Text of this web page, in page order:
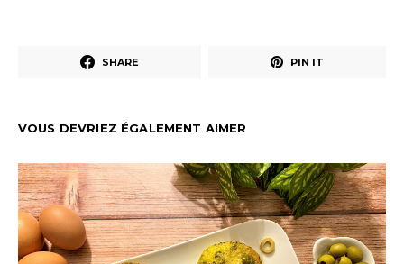
SHARE PIN IT
VOUS DEVRIEZ ÉGALEMENT AIMER